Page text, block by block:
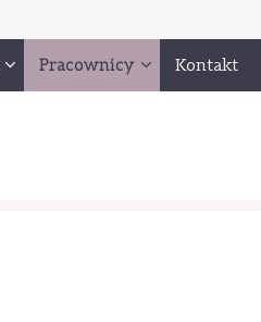
Pracownicy Kontakt